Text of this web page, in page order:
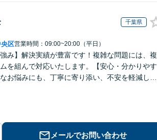
千葉県
区営業時間：09:00~20:00（平日）
強み】解決実績が豊富です！複雑な問題には、複
を組んで対応いたします。【安心・分かりやす
お悩みにも、丁寧に寄り添い、不安を軽減しま
メールでお問い合わせ